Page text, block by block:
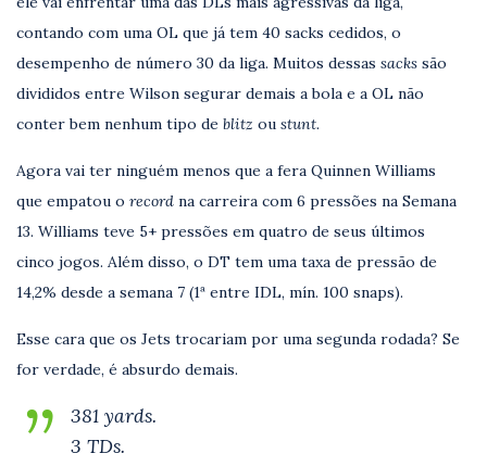
contando com uma OL que já tem 40 sacks cedidos, o
desempenho de número 30 da liga. Muitos dessas sacks são
divididos entre Wilson segurar demais a bola e a OL não
conter bem nenhum tipo de blitz ou stunt.
Agora vai ter ninguém menos que a fera Quinnen Williams
que empatou o record na carreira com 6 pressões na Semana
13. Williams teve 5+ pressões em quatro de seus últimos
cinco jogos. Além disso, o DT tem uma taxa de pressão de
14,2% desde a semana 7 (1ª entre IDL, mín. 100 snaps).
Esse cara que os Jets trocariam por uma segunda rodada? Se
for verdade, é absurdo demais.
381 yards.
3 TDs.